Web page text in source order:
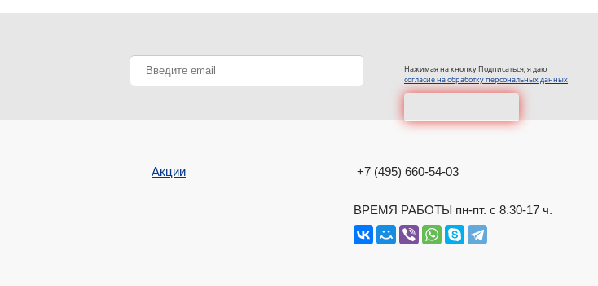
Нажимая на кнопку Подписаться, я даю
согласие на обработку персональных данных
Акции +7 (495) 660-54-03
ВРЕМЯ РАБОТЫ пн-пт. с 8.30-17 ч.